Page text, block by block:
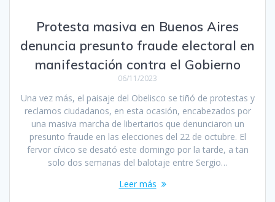
Protesta masiva en Buenos Aires
denuncia presunto fraude electoral en
manifestación contra el Gobierno
06/11/2023
Una vez más, el paisaje del Obelisco se tiñó de protestas y
reclamos ciudadanos, en esta ocasión, encabezados por
una masiva marcha de libertarios que denunciaron un
presunto fraude en las elecciones del 22 de octubre. El
fervor cívico se desató este domingo por la tarde, a tan
solo dos semanas del balotaje entre Sergio…
Leer más